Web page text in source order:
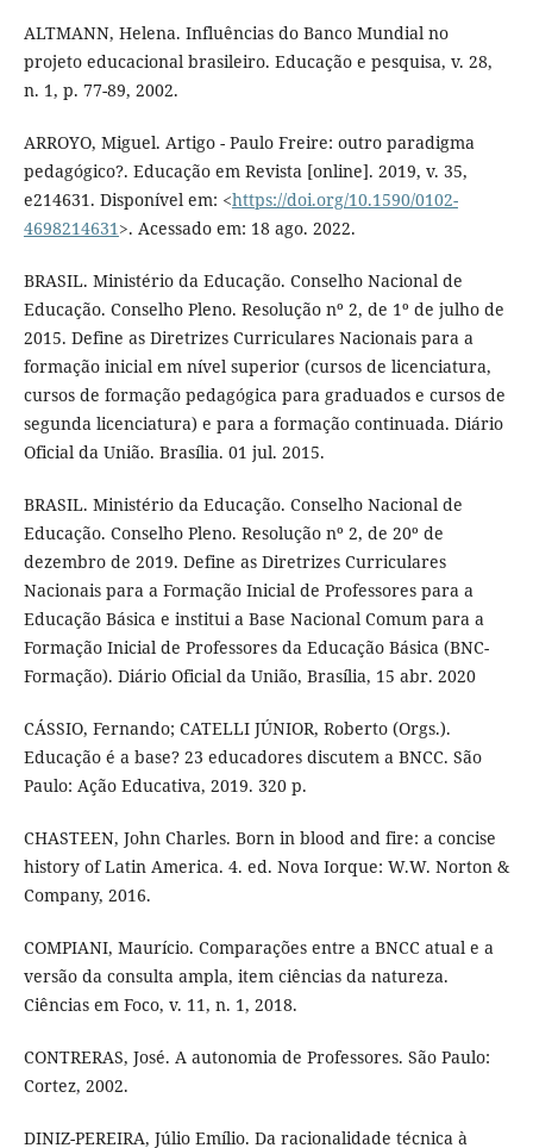
ALTMANN, Helena. Influências do Banco Mundial no
projeto educacional brasileiro. Educação e pesquisa, v. 28,
n. 1, p. 77-89, 2002.
ARROYO, Miguel. Artigo - Paulo Freire: outro paradigma
pedagógico?. Educação em Revista [online]. 2019, v. 35,
e214631. Disponível em: <https://doi.org/10.1590/0102-
4698214631>. Acessado em: 18 ago. 2022.
BRASIL. Ministério da Educação. Conselho Nacional de
Educação. Conselho Pleno. Resolução nº 2, de 1º de julho de
2015. Define as Diretrizes Curriculares Nacionais para a
formação inicial em nível superior (cursos de licenciatura,
cursos de formação pedagógica para graduados e cursos de
segunda licenciatura) e para a formação continuada. Diário
Oficial da União. Brasília. 01 jul. 2015.
BRASIL. Ministério da Educação. Conselho Nacional de
Educação. Conselho Pleno. Resolução nº 2, de 20º de
dezembro de 2019. Define as Diretrizes Curriculares
Nacionais para a Formação Inicial de Professores para a
Educação Básica e institui a Base Nacional Comum para a
Formação Inicial de Professores da Educação Básica (BNC-
Formação). Diário Oficial da União, Brasília, 15 abr. 2020
CÁSSIO, Fernando; CATELLI JÚNIOR, Roberto (Orgs.).
Educação é a base? 23 educadores discutem a BNCC. São
Paulo: Ação Educativa, 2019. 320 p.
CHASTEEN, John Charles. Born in blood and fire: a concise
history of Latin America. 4. ed. Nova Iorque: W.W. Norton &
Company, 2016.
COMPIANI, Maurício. Comparações entre a BNCC atual e a
versão da consulta ampla, item ciências da natureza.
Ciências em Foco, v. 11, n. 1, 2018.
CONTRERAS, José. A autonomia de Professores. São Paulo:
Cortez, 2002.
DINIZ-PEREIRA, Júlio Emílio. Da racionalidade técnica à